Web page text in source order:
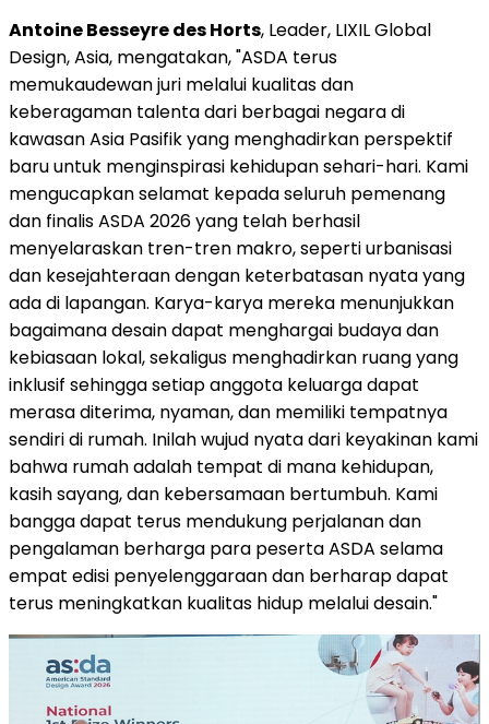
Antoine Besseyre des Horts, Leader, LIXIL Global
Design, Asia, mengatakan, "ASDA terus
memukaudewan juri melalui kualitas dan
keberagaman talenta dari berbagai negara di
kawasan Asia Pasifik yang menghadirkan perspektif
baru untuk menginspirasi kehidupan sehari-hari. Kami
mengucapkan selamat kepada seluruh pemenang
dan finalis ASDA 2026 yang telah berhasil
menyelaraskan tren-tren makro, seperti urbanisasi
dan kesejahteraan dengan keterbatasan nyata yang
ada di lapangan. Karya-karya mereka menunjukkan
bagaimana desain dapat menghargai budaya dan
kebiasaan lokal, sekaligus menghadirkan ruang yang
inklusif sehingga setiap anggota keluarga dapat
merasa diterima, nyaman, dan memiliki tempatnya
sendiri di rumah. Inilah wujud nyata dari keyakinan kami
bahwa rumah adalah tempat di mana kehidupan,
kasih sayang, dan kebersamaan bertumbuh. Kami
bangga dapat terus mendukung perjalanan dan
pengalaman berharga para peserta ASDA selama
empat edisi penyelenggaraan dan berharap dapat
terus meningkatkan kualitas hidup melalui desain."